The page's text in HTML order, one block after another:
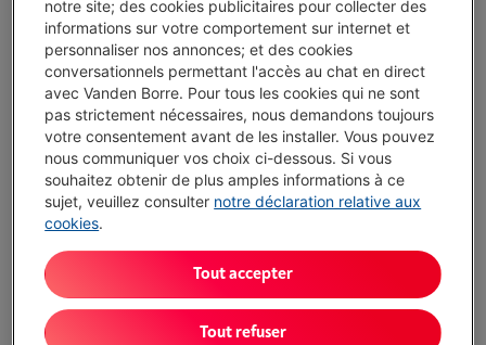
APPLE IMAC 24´´ (2024) M4 8-CORE GPU
256GO ARGENT
(2)
Livré demain -Voir le stock
€ 1.819,00
J'achète
Comparer
notre site; des cookies publicitaires pour collecter des
informations sur votre comportement sur internet et
personnaliser nos annonces; et des cookies
conversationnels permettant l'accès au chat en direct
avec Vanden Borre. Pour tous les cookies qui ne sont
pas strictement nécessaires, nous demandons toujours
votre consentement avant de les installer. Vous pouvez
nous communiquer vos choix ci-dessous. Si vous
souhaitez obtenir de plus amples informations à ce
sujet, veuillez consulter notre déclaration relative aux
cookies.
Tout refuser
Tout accepter